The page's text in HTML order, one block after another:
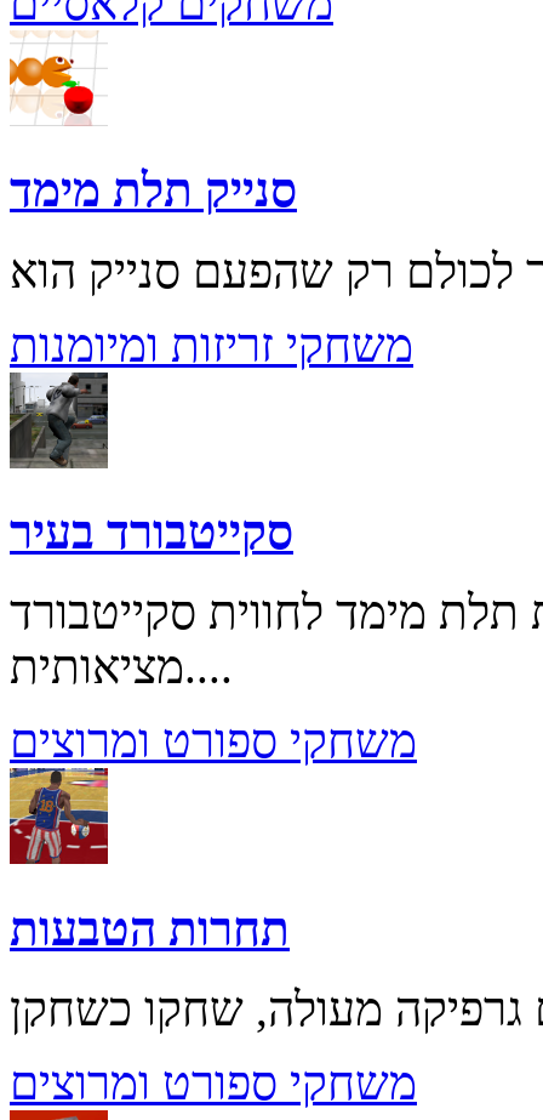
סנייק תלת מימד
משחקי זריזות ומיומנות
סקייטבורד בעיר
מימד לחווית סקייטבורד
מציאותית....
משחקי ספורט ומרוצים
תחרות הטבעות
משחקי ספורט ומרוצים